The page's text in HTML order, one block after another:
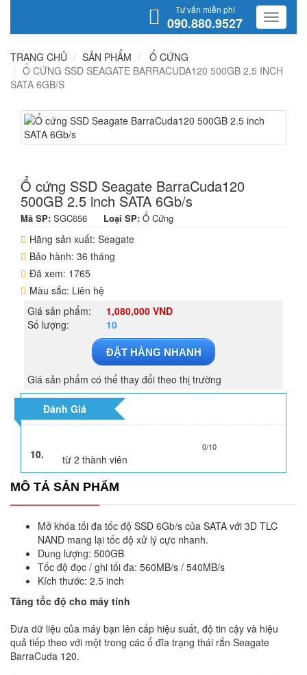
Tư vấn miễn phí
090.880.9527
TRANG CHỦ SẢN PHẨM
Ổ CỨNG
Ổ CỨNG SSD SEAGATE BARRACUDA120 500GB 2.5 INCH
SATA 6GB/S
Ổ cứng SSD Seagate BarraCuda120
500GB 2.5 inch SATA 6Gb/s
Mã SP: SGC656 Loại SP: Ổ Cứng
Hãng sản xuất: Seagate
Bảo hành: 36 tháng
Đã xem: 1765
Màu sắc: Liên hệ
Giá sản phẩm:
1,080,000 VND
Số lượng:
10
ĐẶT HÀNG NHANH
Giá sản phẩm có thể thay đổi theo thị trường
Đánh Giá
10.
0/10
từ 2 thành viên
MÔ TẢ SẢN PHẨM
Mở khóa tối đa tốc độ SSD 6Gb/s của SATA với 3D TLC
NAND mang lại tốc độ xử lý cực nhanh.
Dung lượng: 500GB
Tốc độ đọc / ghi tối đa: 560MB/s / 540MB/s
Kích thước: 2.5 inch
Tăng tốc độ cho máy tính
Đưa dữ liệu của máy bạn lên cấp hiệu suất, độ tin cậy và hiệu
quả tiếp theo với một trong các ổ đĩa trạng thái rắn Seagate
BarraCuda 120.